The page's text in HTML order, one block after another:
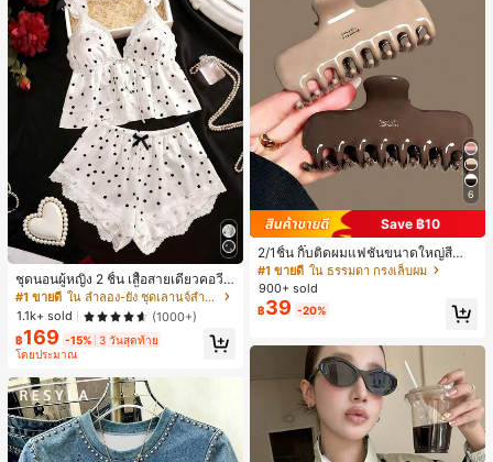
ชุดนอนผู้หญิง 2 ชิ้น เสื้อสายเดี่ยวคอวีลู
กไม้ พร้อมกางเกงขาสั้นแต่งลูกไม้ แต่ง
โบว์ที่เอว ชุดลำลองผู้หญิงนุ่มสบายน่ารั
ก สไตล์เอสเธติก
#1 ขายดี
ใน ลำลอง-ยัง ชุดเลานจ์สำหรับผู้หญิง
1.1k+ sold
(1000+)
฿169 -15% 3 วันสุดท้าย
โดยประมาณ
6
Save ฿10
2/1ชิ้น กิ๊บติดผมแฟชั่นขนาดใหญ่สีน้ำ
ตาลชานมสำหรับผู้หญิง เหมาะสำหรับก
ารอาบน้ำ ล้างหน้า และจัดแต่งทรงผม
#1 ขายดี ใน ธรรมดา กรงเล็บผม
900+ sold
฿39 -20%